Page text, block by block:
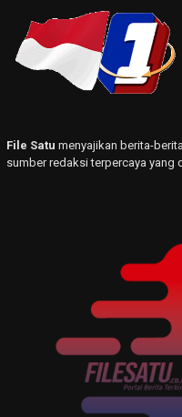
File Satu menyajikan berita-
sumber redaksi terpercaya yang